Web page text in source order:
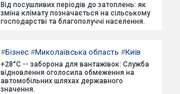
Від посушливих періодів до затоплень: як
зміна клімату позначається на сільському
господарстві та благополуччі населення.
#Бізнес #Миколаївська область #Київ
+28°C -- заборона для вантажівок: Служба
відновлення оголосила обмеження на
автомобільних шляхах державного
значення.